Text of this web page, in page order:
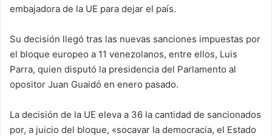
embajadora de la UE para dejar el país.
Su decisión llegó tras las nuevas sanciones impuestas por
el bloque europeo a 11 venezolanos, entre ellos, Luis
Parra, quien disputó la presidencia del Parlamento al
opositor Juan Guaidó en enero pasado.
La decisión de la UE eleva a 36 la cantidad de sancionados
por, a juicio del bloque, «socavar la democracia, el Estado